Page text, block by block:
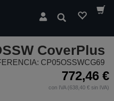
Buscar
CoverPlus
CP05OSSWCG69
772,46 €
con IVA (638,40 € sin IVA)